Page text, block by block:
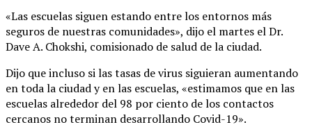
«Las escuelas siguen estando entre los entornos más
seguros de nuestras comunidades», dijo el martes el Dr.
Dave A. Chokshi, comisionado de salud de la ciudad.
Dijo que incluso si las tasas de virus siguieran aumentando
en toda la ciudad y en las escuelas, «estimamos que en las
escuelas alrededor del 98 por ciento de los contactos
cercanos no terminan desarrollando Covid-19».